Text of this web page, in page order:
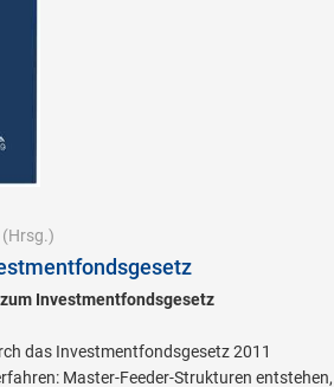
(Hrsg.)
Investmentfondsgesetz
das Investmentfondsgesetz 2011
Master-Feeder-Strukturen entstehen,